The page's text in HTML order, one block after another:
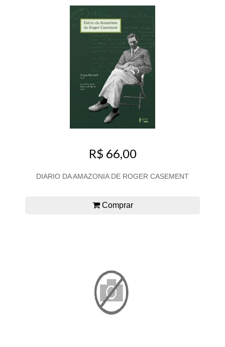
R$ 66,00
DIARIO DA AMAZONIA DE ROGER CASEMENT
Comprar